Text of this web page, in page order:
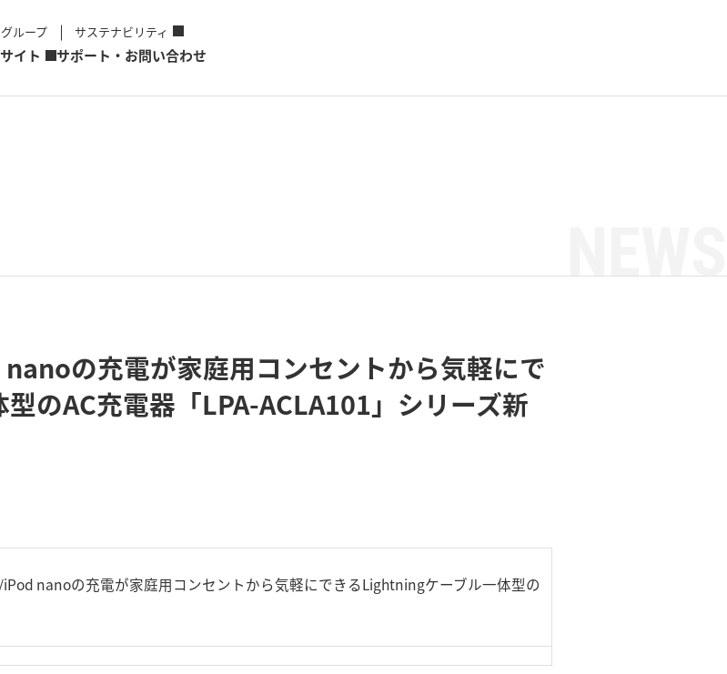
ループ サステナビリティ
イト サポート・お問い合わせ
の充電が家庭用コンセントから気軽にで
のAC充電器「LPA-ACLA101」シリーズ新
nanoの充電が家庭用コンセントから気軽にできるLightningケーブル一体型の